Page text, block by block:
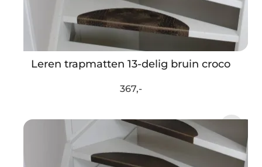
Leren trapmatten 13-delig bruin croco
367,-